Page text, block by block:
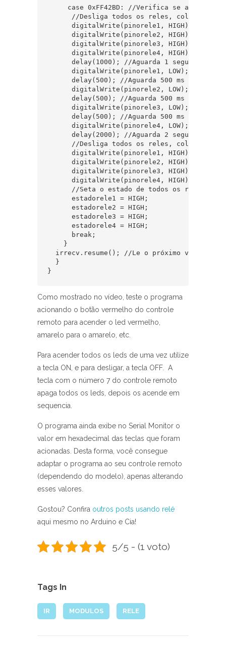
case 0xFF42BD: //Verifica se a tecla
//Desliga todos os reles, colocando
      digitalWrite(pinorele1, HIGH);
      digitalWrite(pinorele2, HIGH);
      digitalWrite(pinorele3, HIGH);
      digitalWrite(pinorele4, HIGH);
      delay(1000); //Aguarda 1 segundo
digitalWrite(pinorele1, LOW); //
      delay(500); //Aguarda 500 ms
digitalWrite(pinorele2, LOW); //
      delay(500); //Aguarda 500 ms
digitalWrite(pinorele3, LOW); //
      delay(500); //Aguarda 500 ms
digitalWrite(pinorele4, LOW); //
      delay(2000); //Aguarda 2 segundos
//Desliga todos os reles, colocando
      digitalWrite(pinorele1, HIGH);
      digitalWrite(pinorele2, HIGH);
      digitalWrite(pinorele3, HIGH);
      digitalWrite(pinorele4, HIGH);
//Seta o estado de todos os reles
      estadorele1 = HIGH;
      estadorele2 = HIGH;
      estadorele3 = HIGH;
      estadorele4 = HIGH;
      break;
    }
  irrecv.resume(); //Le o próximo valor
  }
}
Como mostrado no vídeo, teste o programa
acionando o botão vermelho do controle
remoto para acender o led vermelho,
amarelo para o amarelo, etc.
Para acender todos os leds de uma vez utilize
a tecla ON, e para desligar, a tecla OFF. A
tecla com o número 7 do controle remoto
apaga todos os leds, depois os acende em
sequencia.
O programa ainda exibe no Serial Monitor o
valor em hexadecimal das teclas que foram
acionadas. Desta forma, você consegue
adaptar o programa ao seu controle remoto
(dependendo do modelo), apenas alterando
esses valores.
Gostou? Confira outros posts usando relé
aqui mesmo no Arduino e Cia!
5/5 - (1 voto)
Tags In
IR MODULOS RELE